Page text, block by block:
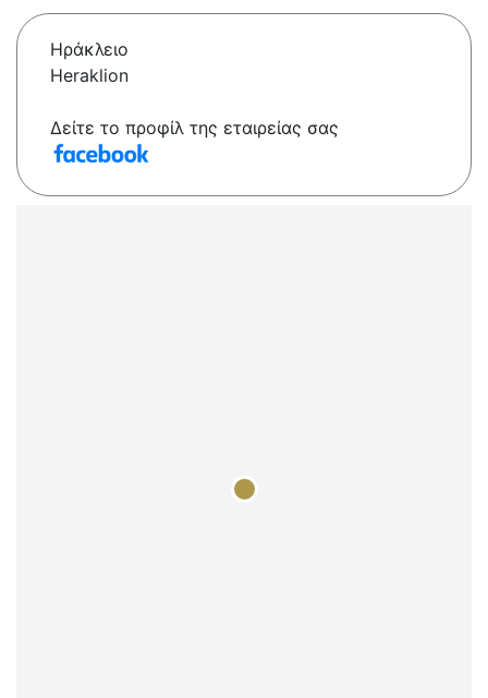
Ηράκλειο
Heraklion
Δείτε το προφίλ της εταιρείας σας